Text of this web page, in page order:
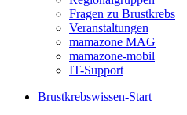
Fragen zu Brustkrebs
Veranstaltungen
mamazone MAG
mamazone-mobil
IT-Support
Brustkrebswissen-Start